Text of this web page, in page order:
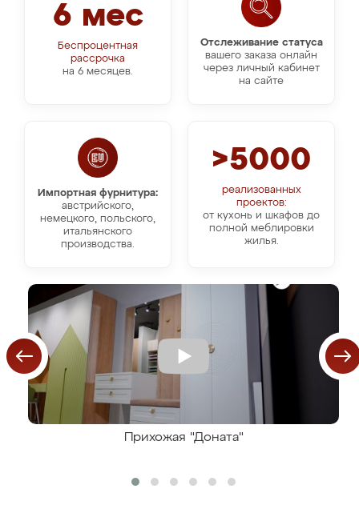
Отслеживание статуса
вашего заказа онлайн
через личный кабинет
на сайте
6 мес
Беспроцентная
рассрочка
на 6 месяцев.
Импортная фурнитура:
австрийского,
немецкого, польского,
итальянского
производства.
>5000
реализованных
проектов:
от кухонь и шкафов до
полной меблировки
жилья.
Прихожая "Доната"